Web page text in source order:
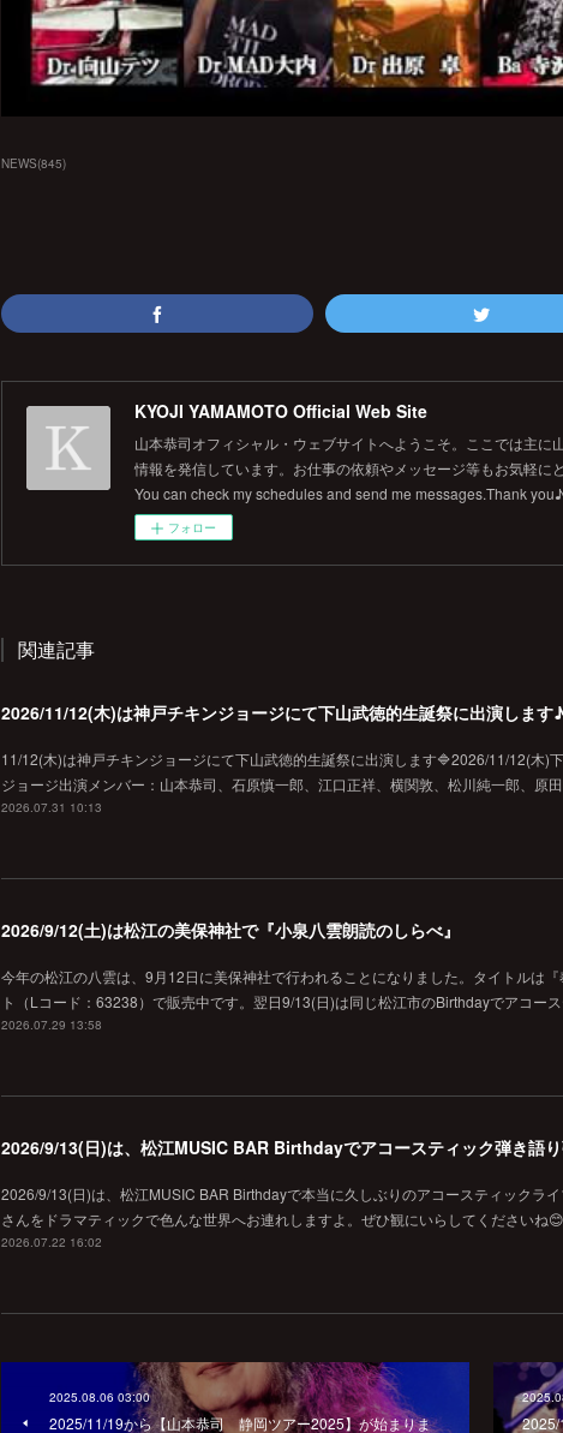
NEWS(845)
KYOJI YAMAMOTO Official Web Site
山本恭司オフィシャル・ウェブサイトへようこそ。ここでは主
情報を発信しています。お仕事の依頼やメッセージ等もお気軽
You can check my schedules and send me messages.Thank you♪
フォロー
関連記事
2026/11/12(木)は神戸チキンジョージにて下山武徳的生誕祭に出演します♪
11/12(木)は神戸チキンジョージにて下山武徳的生誕祭に出演します🔷2026/11/12(木)
ジョージ出演メンバー：山本恭司、石原慎一郎、江口正祥、横関敦、松川純一郎、原
2026.07.31 10:13
2026/9/12(土)は松江の美保神社で『小泉八雲朗読のしらべ』
今年の松江の八雲は、9月12日に美保神社で行われることになりました。タイトルは
ト（Lコード：63238）で販売中です。翌日9/13(日)は同じ松江市のBirthdayでアコー
2026.07.29 13:58
2026/9/13(日)は、松江MUSIC BAR Birthdayでアコースティック弾き語
2026/9/13(日)は、松江MUSIC BAR Birthdayで本当に久しぶりのアコースティックラ
さんをドラマティックで色んな世界へお連れしますよ。ぜひ観にいらしてくださいね
2026.07.22 16:02
2025.08.06 03:00
2025/11/19から【山本恭司 静岡ツアー2025】が始まりま 2025/